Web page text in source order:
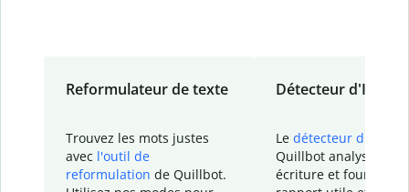
Reformulateur de texte
Trouvez les mots justes
avec l'outil de
reformulation de Quillbot.
Détecteur d'IA
Le détecteur d'IA
Quillbot analyse votre
écriture et fournit un